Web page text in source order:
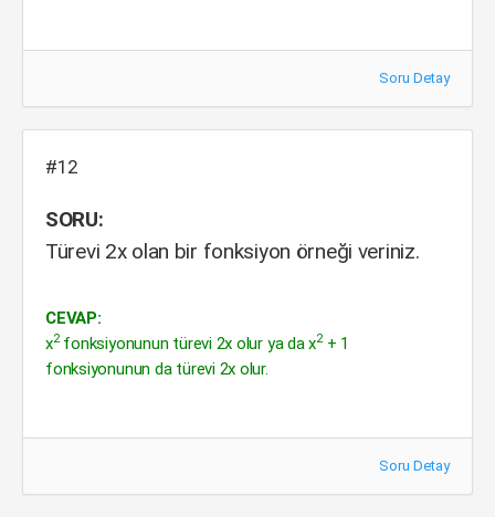
Soru Detay
#12
SORU:
Türevi 2x olan bir fonksiyon örneği veriniz.
CEVAP:
x2fonksiyonunun türevi 2x olur ya da x2+ 1
fonksiyonunun da türevi 2x olur.
Soru Detay